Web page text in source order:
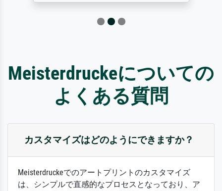
Meisterdruckeについての
よくある質問
カスタマイズはどのようにできますか？
Meisterdruckeでのアートプリントのカスタマイズ
は、シンプルで直感的なプロセスとなっており、ア